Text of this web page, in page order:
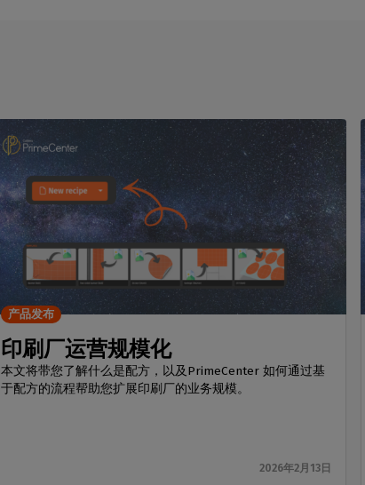
印刷厂运营规模化
本文将带您了解什么是配方，以及PrimeCenter 如何通过基
于配方的流程帮助您扩展印刷厂的业务规模。
2026年2月13日
产品发布